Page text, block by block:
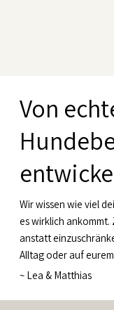
Von
Wir wissen wie viel
es wirklich
anstatt
Alltag oder auf
~ Lea & Matthias